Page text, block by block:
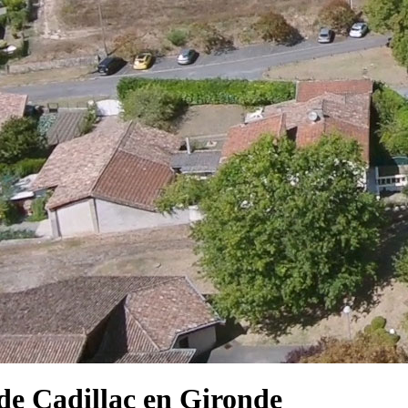
Cadillac en Gironde